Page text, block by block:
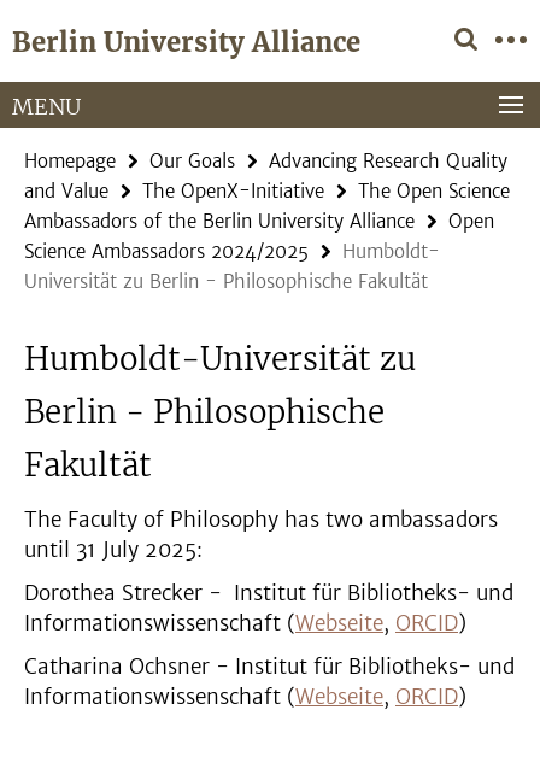
direkt
Inhalt
Berlin University Alliance
Service
Navigation
MENU
Homepage Our Goals
Advancing Research Quality
and Value
The OpenX-Initiative
The Open Science
Ambassadors of the Berlin University Alliance
Open
Science Ambassadors 2024/2025
Humboldt-
Universität zu Berlin - Philosophische Fakultät
Humboldt-Universität zu
Berlin - Philosophische
Fakultät
The Faculty of Philosophy has two ambassadors
until 31 July 2025:
Dorothea Strecker - Institut für Bibliotheks- und
Informationswissenschaft (Webseite, ORCID)
Catharina Ochsner - Institut für Bibliotheks- und
Informationswissenschaft (Webseite, ORCID)